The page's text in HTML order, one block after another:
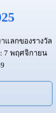
แลกของรางวัล
7 พฤศจิกายน